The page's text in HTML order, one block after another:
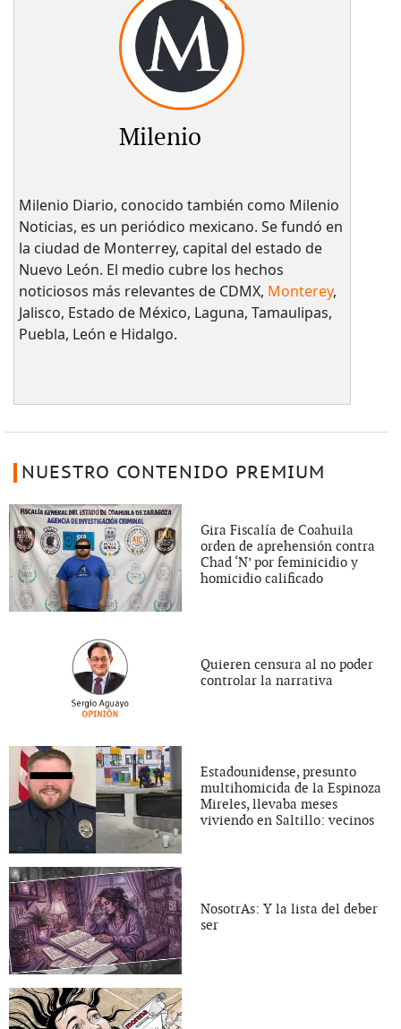
Milenio
Milenio Diario, conocido también como Milenio
Noticias, es un periódico mexicano. Se fundó en
la ciudad de Monterrey, capital del estado de
Nuevo León. El medio cubre los hechos
noticiosos más relevantes de CDMX, Monterey,
Jalisco, Estado de México, Laguna, Tamaulipas,
Puebla, León e Hidalgo.
NUESTRO CONTENIDO PREMIUM
Gira Fiscalía de Coahuila
orden de aprehensión contra
Chad ‘N’ por feminicidio y
homicidio calificado
Quieren censura al no poder
controlar la narrativa
Estadounidense, presunto
multihomicida de la Espinoza
Mireles, llevaba meses
viviendo en Saltillo: vecinos
NosotrAs: Y la lista del deber
ser